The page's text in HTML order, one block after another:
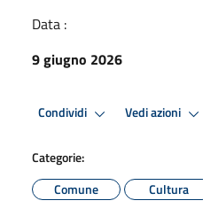
Data :
9 giugno 2026
Condividi Vedi azioni
Categorie:
Comune
Cultura